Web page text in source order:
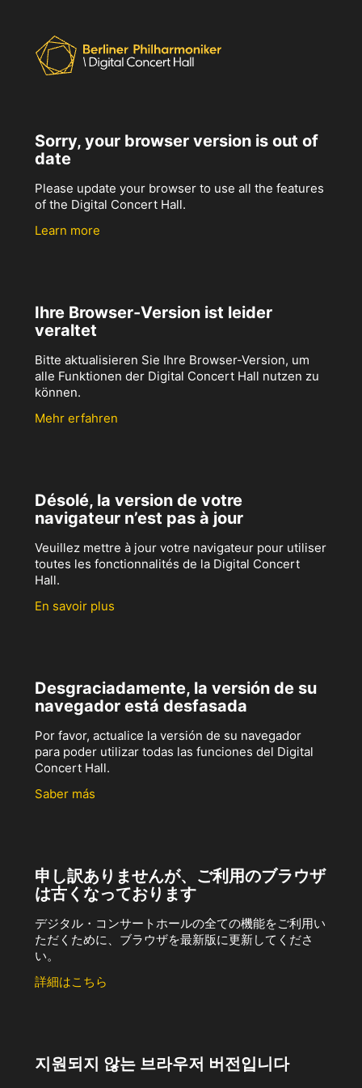
Sorry, your browser version is out of
date
Please update your browser to use all the features
of the Digital Concert Hall.
Learn more
Ihre Browser-Version ist leider
veraltet
Bitte aktualisieren Sie Ihre Browser-Version, um
alle Funktionen der Digital Concert Hall nutzen zu
können.
Mehr erfahren
Désolé, la version de votre
navigateur n’est pas à jour
Veuillez mettre à jour votre navigateur pour utiliser
toutes les fonctionnalités de la Digital Concert
Hall.
En savoir plus
Desgraciadamente, la versión de su
navegador está desfasada
Por favor, actualice la versión de su navegador
para poder utilizar todas las funciones del Digital
Concert Hall.
Saber más
申し訳ありませんが、ご利用のブラウザ
は古くなっております
デジタル・コンサートホールの全ての機能をご利用い
ただくために、ブラウザを最新版に更新してくださ
い。
詳細はこちら
지원되지 않는 브라우저 버전입니다